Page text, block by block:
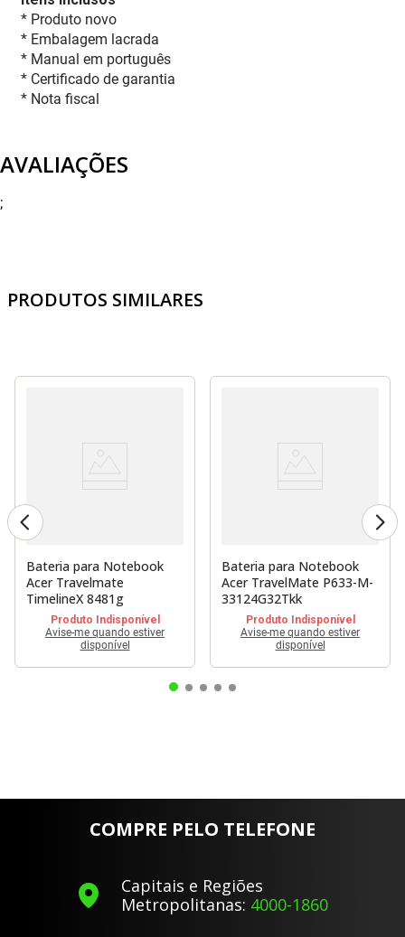
* Produto novo
* Embalagem lacrada
* Manual em português
* Certificado de garantia
* Nota fiscal
AVALIAÇÕES
;
PRODUTOS SIMILARES
Bateria para Notebook
Acer Travelmate
TimelineX 8481g
Produto Indisponível
Avise-me quando estiver
disponível
Bateria para Notebook
Acer TravelMate P633-M-
33124G32Tkk
Produto Indisponível
Avise-me quando estiver
disponível
COMPRE PELO TELEFONE
Capitais e Regiões
Metropolitanas: 4000-1860